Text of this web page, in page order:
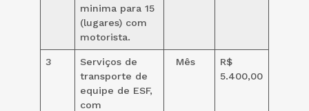
minima para 15
(lugares) com
motorista.
3
Serviços de
transporte de
equipe de ESF,
com
Mês
R$
5.400,00